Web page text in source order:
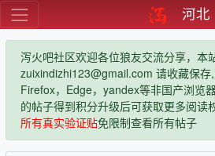
河北
泻火吧社区欢迎各位狼友交流分享，本
zuixindizhi123@gmail.com 请收藏保存,
Firefox，Edge，yandex等非国产浏览
的帖子得到积分升级后可获取更多阅读
所有真实验证贴免限制查看所有帖子